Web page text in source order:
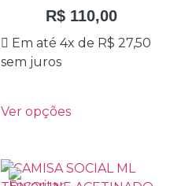
R$110,00
Em até 4x de R$ 27,50
sem juros
Ver opções